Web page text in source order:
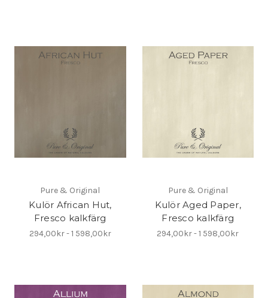
Pure & Original
Kulör African Hut,
Fresco kalkfärg
294,00kr - 1 598,00kr
Pure & Original
Kulör Aged Paper,
Fresco kalkfärg
294,00kr - 1 598,00kr